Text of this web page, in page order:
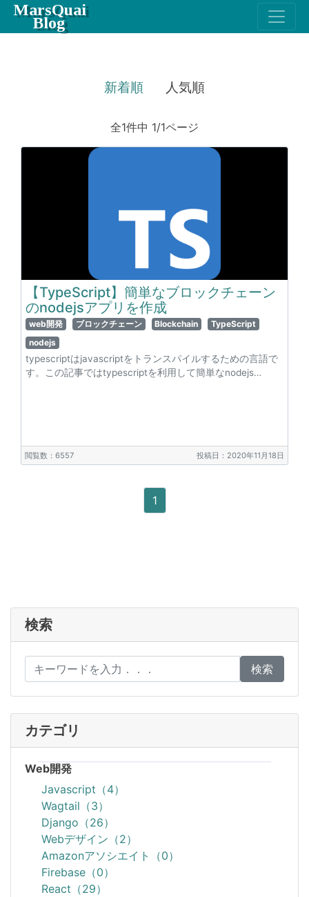
MarsQuai
Blog
新着順 人気順
全1件中 1/1ページ
【TypeScript】簡単なブロックチェーン
のnodejsアプリを作成
web開発 ブロックチェーン Blockchain
TypeScript
nodejs
typescriptはjavascriptをトランスパイルするための言語で
す。この記事ではtypescriptを利用して簡単なnodejs…
閲覧数：6557 投稿日：2020年11月18日
1
検索
検索
カテゴリ
Web開発
Javascript（4）
Wagtail（3）
Django（26）
Webデザイン（2）
Amazonアソシエイト（0）
Firebase（0）
React（29）